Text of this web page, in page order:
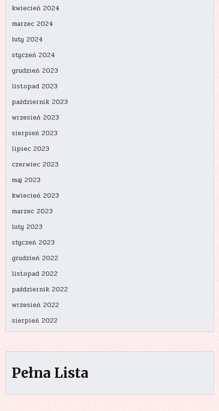
kwiecień 2024
marzec 2024
luty 2024
styczeń 2024
grudzień 2023
listopad 2023
październik 2023
wrzesień 2023
sierpień 2023
lipiec 2023
czerwiec 2023
maj 2023
kwiecień 2023
marzec 2023
luty 2023
styczeń 2023
grudzień 2022
listopad 2022
październik 2022
wrzesień 2022
sierpień 2022
Pełna Lista